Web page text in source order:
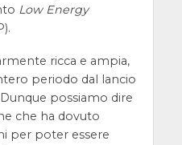
Low Energy
ricca e ampia,
periodo dal lancio
possiamo dire
che ha dovuto
per poter essere